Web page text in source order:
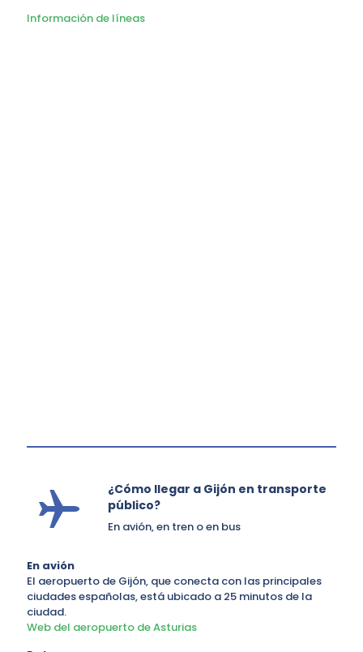
Información de líneas
¿Cómo llegar a Gijón en transporte
público?
En avión, en tren o en bus
En avión
El aeropuerto de Gijón, que conecta con las principales
ciudades españolas, está ubicado a 25 minutos de la
ciudad.
Web del aeropuerto de Asturias